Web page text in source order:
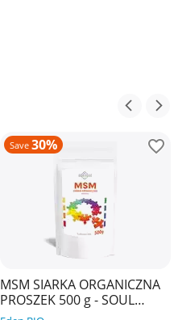
Save 30%
MSM SIARKA ORGANICZNA
PROSZEK 500 g - SOUL
FARM